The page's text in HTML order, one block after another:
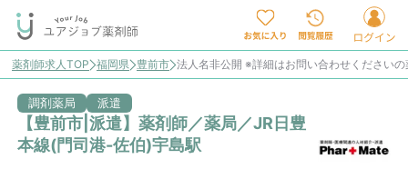
薬剤師求人TOP 福岡県 豊前市 法人名非公開 ※詳細はお問い合わせください
調剤薬局 派遣
【豊前市|派遣】薬剤師／薬局／JR日豊
本線(門司港-佐伯)宇島駅